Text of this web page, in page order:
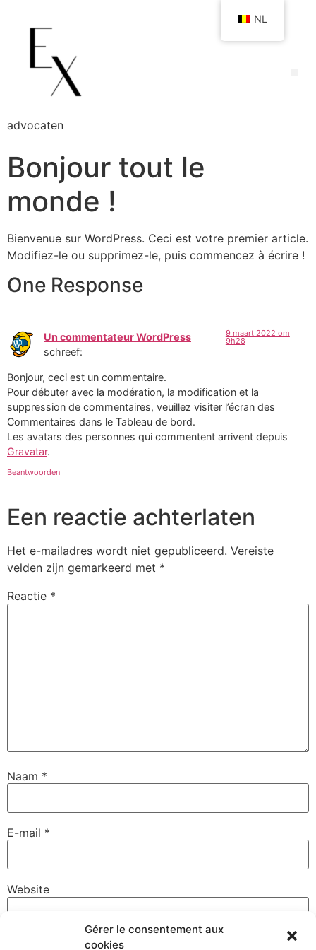
Gérer le consentement aux
cookies
advocaten
Bonjour tout le
monde !
Bienvenue sur WordPress. Ceci est votre premier article.
Modifiez-le ou supprimez-le, puis commencez à écrire !
One Response
Un commentateur WordPress
schreef:
9 maart 2022 om
9h28
Bonjour, ceci est un commentaire.
Pour débuter avec la modération, la modification et la
suppression de commentaires, veuillez visiter l’écran des
Commentaires dans le Tableau de bord.
Les avatars des personnes qui commentent arrivent depuis
Gravatar.
Beantwoorden
Een reactie achterlaten
Het e-mailadres wordt niet gepubliceerd. Vereiste
velden zijn gemarkeerd met *
Reactie *
Naam *
E-mail *
Website
NL